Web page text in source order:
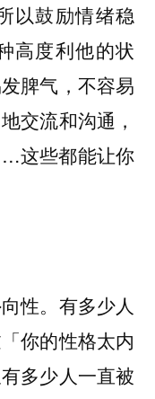
以鼓励情绪稳
高度利他的状
脾气，不容易
交流和沟通，
这些都能让你
性。有多少人
你的性格太内
多少人一直被